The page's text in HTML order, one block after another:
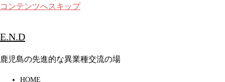
コンテンツへスキップ
E.N.D
鹿児島の先進的な異業種交流の場
HOME